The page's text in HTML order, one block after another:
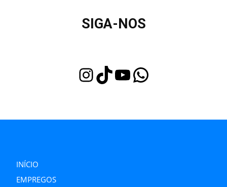
SIGA-NOS
InstagramTikTok Youtube WhatsApp
INÍCIO
EMPREGOS